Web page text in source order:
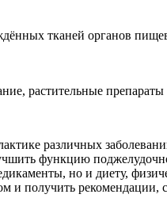
тканей органов
растительные
различных
функцию
но и диету,
и получить